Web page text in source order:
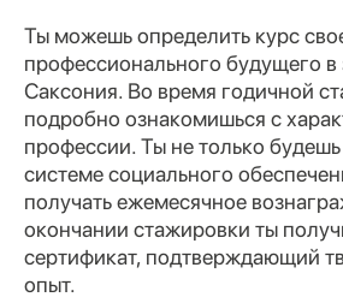
Ты можешь определить курс
профессионального будущего
Саксония. Во время годичной
подробно ознакомишься с
профессии. Ты не только будешь
системе социального
получать ежемесячное
окончании стажировки ты
сертификат, подтверждающий
опыт.